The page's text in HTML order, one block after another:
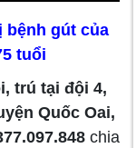
bệnh gút của
tuổi
trú tại đội 4,
Quốc Oai,
chia